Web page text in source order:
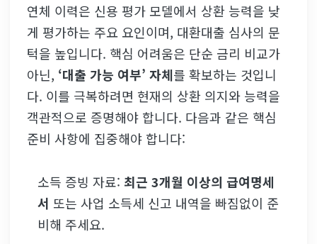
연체 이력은 신용 평가 모델에서 상환 능력을 낮
게 평가하는 주요 요인이며, 대환대출 심사의 문
턱을 높입니다. 핵심 어려움은 단순 금리 비교가
아닌, ‘대출 가능 여부’ 자체를 확보하는 것입니
다. 이를 극복하려면 현재의 상환 의지와 능력을
객관적으로 증명해야 합니다. 다음과 같은 핵심
준비 사항에 집중해야 합니다:
소득 증빙 자료: 최근 3개월 이상의 급여명세
서 또는 사업 소득세 신고 내역을 빠짐없이 준
비해 주세요.